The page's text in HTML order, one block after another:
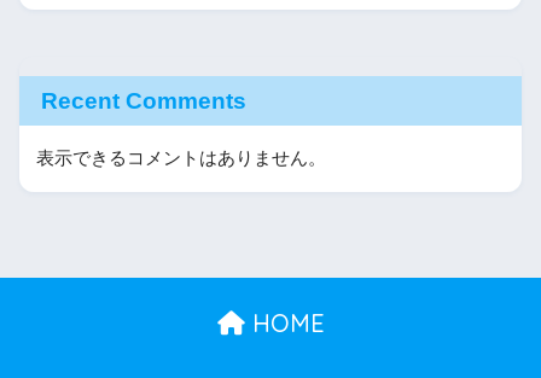
Recent Comments
表示できるコメントはありません。
HOME